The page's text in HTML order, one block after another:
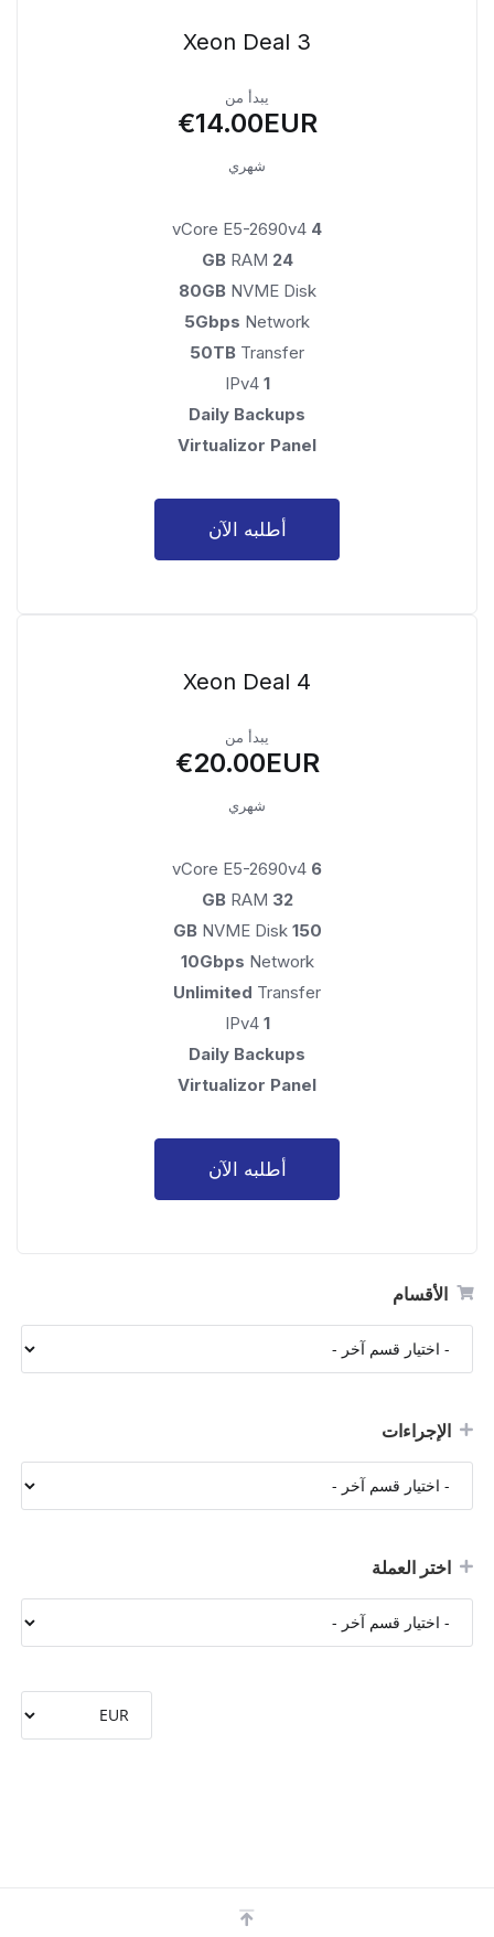
الأقسام
الإجراءات
اختر العملة
Xeon Deal 3
يبدأ من
€14.00EUR
شهري
4
24 GB
RAM
80GBNVME Disk
5Gbps Network
50TB Transfer
1
IPv4
Daily Backups
Virtualizor Panel
أطلبه الآن
Xeon Deal 4
يبدأ من
€20.00EUR
شهري
6
32 GB
RAM
150 GB
NVME Disk
10Gbps Network
Unlimited Transfer
1
IPv4
Daily Backups
Virtualizor Panel
أطلبه الآن